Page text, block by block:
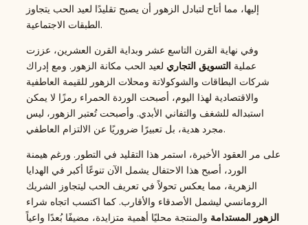
إليها، مما أتاح لتبادل الزهور أن يصبح تقليدًا لعيد الحب يتجاوز
الطبقات الاجتماعية.
وفي نهاية القرن التاسع عشر وبداية القرن العشرين، عززت
عملية التسويق التجاري لعيد الحب مكانة الزهور. ومع إدراك
شركات البطاقات والشوكولاتة ومحلات الزهور للقيمة العاطفية
والاقتصادية لهذا اليوم، أصبحت الوردة الحمراء رمزًا لا يمكن
استبداله للشغف والتفاني الأبدي. وأصبحت تُعتبر الزهور، ليس
مجرد هدية، بل تعبيرًا ضروريًا عن الالتزام العاطفي.
على مر العقود الأخيرة، استمر هذا التقليد في التطور. ورغم هيمنة
الورد، أصبح هذا الاحتفال يشمل الآن تنوعًا أكبر في الهدايا
الزهرية، مما يعكس تحولاً في تعريف الحب ليتجاوز الشريك
الرومانسي ليشمل الأصدقاء والأقارب. كما اكتسب اتجاه شراء
الزهور المستدامة والمنتجة محليًا أهمية متزايدة، مضيفًا بُعدًا واعياً